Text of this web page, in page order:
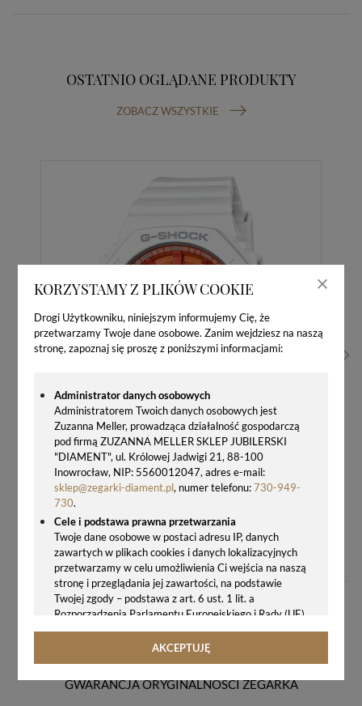
KORZYSTAMY Z PLIKÓW COOKIE
Drogi Użytkowniku, niniejszym informujemy Cię, że
przetwarzamy Twoje dane osobowe. Zanim wejdziesz na naszą
stronę, zapoznaj się proszę z poniższymi informacjami:
Administrator danych osobowych
Administratorem Twoich danych osobowych jest
Zuzanna Meller, prowadząca działalność gospodarczą
pod firmą ZUZANNA MELLER SKLEP JUBILERSKI
"DIAMENT", ul. Królowej Jadwigi 21, 88-100
Inowrocław, NIP: 5560012047, adres e-mail:
sklep@zegarki-diament.pl, numer telefonu:730-949-
730.
Cele i podstawa prawna przetwarzania
Twoje dane osobowe w postaci adresu IP, danych
zawartych w plikach cookies i danych lokalizacyjnych
przetwarzamy w celu umożliwienia Ci wejścia na naszą
stronę i przeglądania jej zawartości, na podstawie
Twojej zgody – podstawa z art. 6 ust. 1 lit. a
Rozporządzenia Parlamentu Europejskiego i Rady (UE)
2016/679 z 27.04.2016 r. w sprawie ochrony osób
fizycznych w związku z przetwarzaniem danych
rozporządzenie o ochronie danych, tj. RODO).
AKCEPTUJĘ
OSTATNIO OGLĄDANE PRODUKTY
ZOBACZ WSZYSTKIE
479,00 zł
GWARANCJA ORYGINALNOŚCI ZEGARKA